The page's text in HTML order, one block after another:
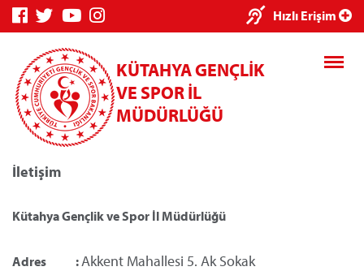
Hızlı Erişim
KÜTAHYA GENÇLİK
VE SPOR İL
MÜDÜRLÜĞÜ
İletişim
Kütahya Gençlik ve Spor İl Müdürlüğü
Adres :Akkent Mahallesi 5. Ak Sokak